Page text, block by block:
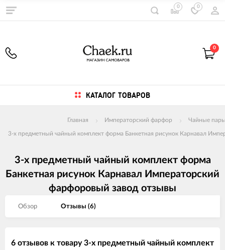
0 0
0
КАТАЛОГ ТОВАРОВ
Главная Императорский фарфор Чайные
3-х предметный чайный комплект форма Банкетная рисунок Карнавал
3-х предметный чайный комплект форма
Банкетная рисунок Карнавал Императорский
фарфоровый завод отзывы
Обзор Отзывы (6)
6 отзывов к товару 3-х предметный чайный комплект